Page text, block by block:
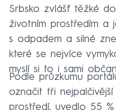
Srbsko zvlášť těžké
životním prostředím a
s odpadem a silné
které se nejvíce
myslí si to i sami
Podle průzkumu
označit tři
prostředí, uvedlo 55